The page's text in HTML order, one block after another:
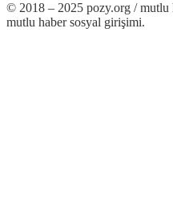
© 2018 – 2025 pozy.org / mutlu
mutlu haber sosyal girişimi.